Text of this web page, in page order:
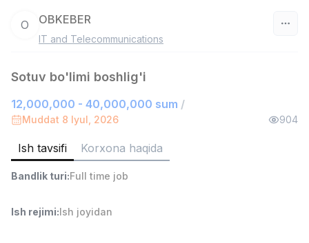
Ombor yordamchisi
ASIAN
Full time job
Ish joyidan
6,000,000 - 15,000,000 sum
O OBKEBER
IT and Telecommunications
Sotuv bo'limi boshlig'i
12,000,000 - 40,000,000 sum /
Muddat 8 Iyul, 2026 904
Ish tavsifi Korxona haqida
Bandlik turi:Full time job
Ish rejimi:Ish joyidan